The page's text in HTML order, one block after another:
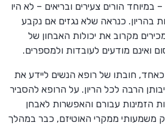
הורים צעירים ובריאים – לא היו
בהריון. כנראה שלא נגזים אם נקבע
מקרוב את יכולות האבחון של
ואינם מודעים לעובדות ולמספרים.
חובתו של רופא הנשים ליידע את
הרבה לכל הריון. על הרופא להסביר
הזמינות עבורם והאפשרות לאבחן
משמעותי ממקרי האוטיזם, כבר במהלך